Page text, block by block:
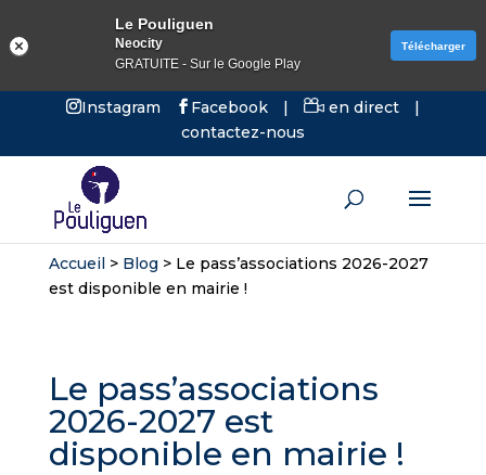
Instagram Facebook | en direct
|
contactez-nous
Accueil> Blog > Le pass’associations 2026-2027
est disponible en mairie !
Le pass’associations
2026-2027 est
disponible en mairie !
Le Pouliguen
Neocity
GRATUITE - Sur le Google Play
Télécharger